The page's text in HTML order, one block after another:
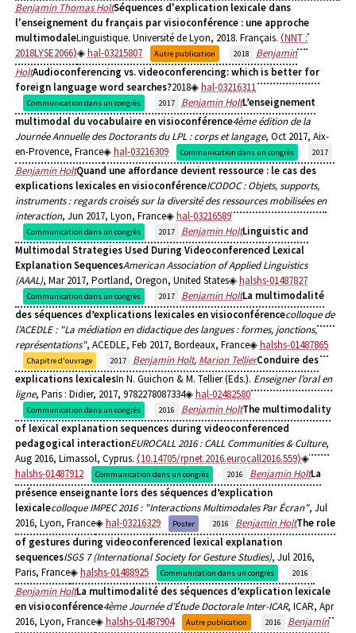
Benjamin Thomas HoltSéquences d'explication lexicale dans
l'enseignement du français par visioconférence : une approche
multimodaleLinguistique. Université de Lyon, 2018. Français. ⟨NNT :
2018LYSE2066⟩
hal-03215807 Autre publication 2018
Benjamin
HoltAudioconferencing vs. videoconferencing: which is better for
foreign language word searches?2018 hal-03216311
Communication dans un congrès 2017 Benjamin HoltL’enseignement
multimodal du vocabulaire en visioconférence4ème édition de la
Journée Annuelle des Doctorants du LPL : corps et langage, Oct 2017, Aix-
en-Provence, France
hal-03216309 Communication dans un congrès 2017
Benjamin HoltQuand une affordance devient ressource : le cas des
explications lexicales en visioconférenceICODOC : Objets, supports,
instruments : regards croisés sur la diversité des ressources mobilisées en
interaction, Jun 2017, Lyon, France hal-03216589
Communication dans un congrès 2017 Benjamin HoltLinguistic and
Multimodal Strategies Used During Videoconferenced Lexical
Explanation SequencesAmerican Association of Applied Linguistics
(AAAL), Mar 2017, Portland, Oregon, United States halshs-01487827
Communication dans un congrès 2017 Benjamin HoltLa multimodalité
des séquences d’explications lexicales en visioconférencecolloque de
l’ACEDLE : "La médiation en didactique des langues : formes, jonctions,
représentations", ACEDLE, Feb 2017, Bordeaux, France halshs-01487865
Chapitre d'ouvrage 2017 Benjamin Holt, Marion TellierConduire des
explications lexicalesIn N. Guichon & M. Tellier (Eds.). Enseigner l’oral en
ligne, Paris : Didier, 2017, 9782278087334 hal-02482580
Communication dans un congrès 2016 Benjamin HoltThe multimodality
of lexical explanation sequences during videoconferenced
pedagogical interactionEUROCALL 2016 : CALL Communities & Culture,
Aug 2016, Limassol, Cyprus. ⟨10.14705/rpnet.2016.eurocall2016.559⟩
halshs-01487912
Communication dans un congrès 2016 Benjamin HoltLa
présence enseignante lors des séquences d’explication
lexicalecolloque IMPEC 2016 : "Interactions Multimodales Par Écran", Jul
2016, Lyon, France
hal-03216329 Poster 2016 Benjamin HoltThe role
of gestures during videoconferenced lexical explanation
sequencesISGS 7 (International Society for Gesture Studies), Jul 2016,
Paris, France
halshs-01488925 Communication dans un congrès 2016
Benjamin HoltLa multimodalité des séquences d’explication lexicale
en visioconférence4ème Journée d’Étude Doctorale Inter-ICAR, ICAR, Apr
2016, Lyon, France
halshs-01487904 Autre publication 2016
Benjamin